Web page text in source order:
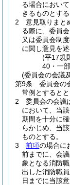
る場合におい
きるものとする
2
意見取りまと
る際に、委員
又は委員会制
に関し意見を
(平17規
40・一
(委員会の会議
第9条
委員会の
常例とすると
2
委員会の会議
において、当
期間を十分に
らかじめ、当
ものとする。
3
前項の場合に
前までに、会
象となる消防
出した消防職
日までに当該